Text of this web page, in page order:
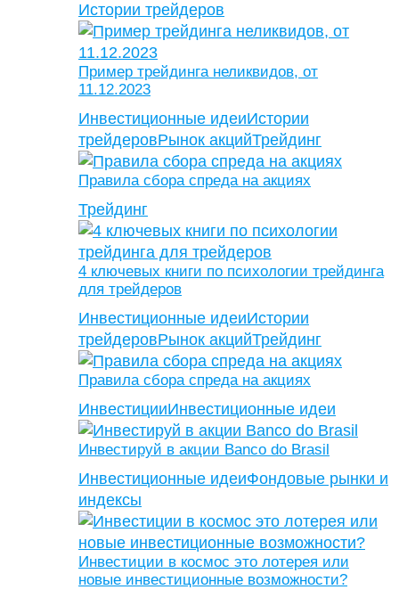
Истории трейдеров
Пример трейдинга неликвидов, от
11.12.2023
Инвестиционные идеиИстории
трейдеровРынок акцийТрейдинг
Правила сбора спреда на акциях
Трейдинг
4 ключевых книги по психологии трейдинга
для трейдеров
Инвестиционные идеиИстории
трейдеровРынок акцийТрейдинг
Правила сбора спреда на акциях
ИнвестицииИнвестиционные идеи
Инвестируй в акции Banco do Brasil
Инвестиционные идеиФондовые рынки и
индексы
Инвестиции в космос это лотерея или
новые инвестиционные возможности?